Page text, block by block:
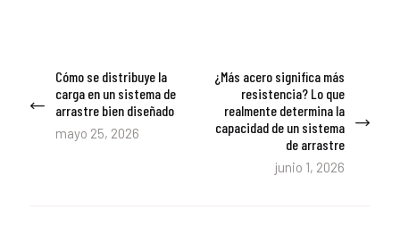
Navegación
de
entradas
Previous
post:
Cómo se distribuye la
carga en un sistema de
arrastre bien diseñado
mayo 25, 2026
¿Más acero significa más
resistencia? Lo que
realmente determina la
capacidad de un sistema
de arrastre
junio 1, 2026